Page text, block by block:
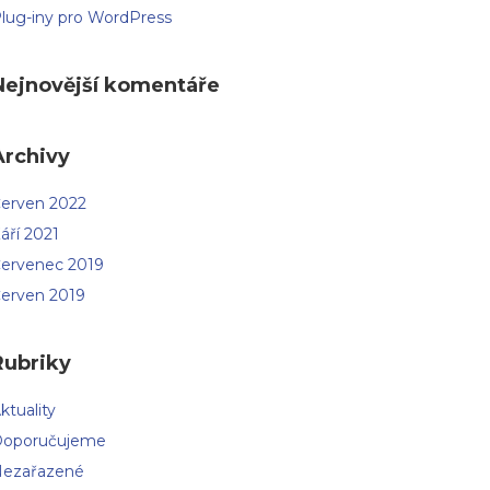
iny pro WordPress
komentáře
2022
2021
2019
2019